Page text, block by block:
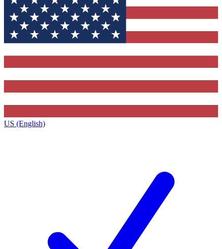
US (English)